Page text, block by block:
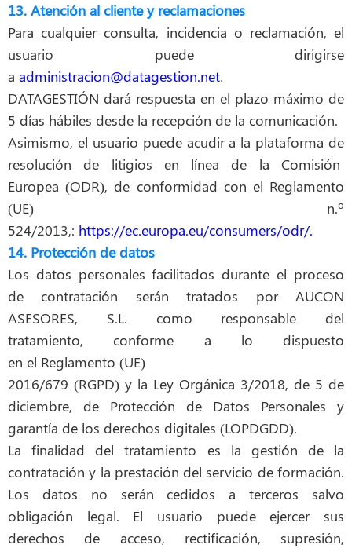
13. Atención al cliente y reclamaciones
Para cualquier consulta, incidencia o reclamación, el
usuario puede dirigirse
a administracion@datagestion.net.
DATAGESTIÓN dará respuesta en el plazo máximo de
5 días hábiles desde la recepción de la comunicación.
Asimismo, el usuario puede acudir a la plataforma de
resolución de litigios en línea de la Comisión
Europea (ODR), de conformidad con el Reglamento
(UE) n.º
524/2013,: https://ec.europa.eu/consumers/odr/.
14. Protección de datos
Los datos personales facilitados durante el proceso
de contratación serán tratados por AUCON
ASESORES, S.L. como responsable del
tratamiento, conforme a lo dispuesto
en el Reglamento (UE)
2016/679 (RGPD) y la Ley Orgánica 3/2018, de 5 de
diciembre, de Protección de Datos Personales y
garantía de los derechos digitales (LOPDGDD).
La finalidad del tratamiento es la gestión de la
contratación y la prestación del servicio de formación.
Los datos no serán cedidos a terceros salvo
obligación legal. El usuario puede ejercer sus
derechos de acceso, rectificación, supresión,